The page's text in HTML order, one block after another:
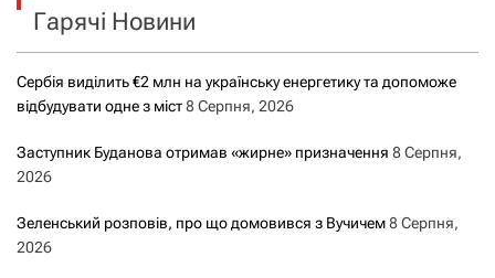
ц
і
я
з
з
Гарячі Новини
Сербія виділить €2 млн на українську енергетику та допоможе
відбудувати одне з міст8 Серпня, 2026
Заступник Буданова отримав «жирне» призначення 8 Серпня,
2026
Зеленський розповів, про що домовився з Вучичем8 Серпня,
2026